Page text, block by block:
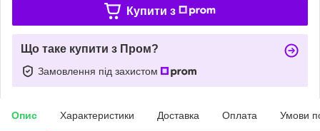
Купити з
Що таке купити з Пром?
Замовлення під захистом
Опис Характеристики Доставка Оплата Умови